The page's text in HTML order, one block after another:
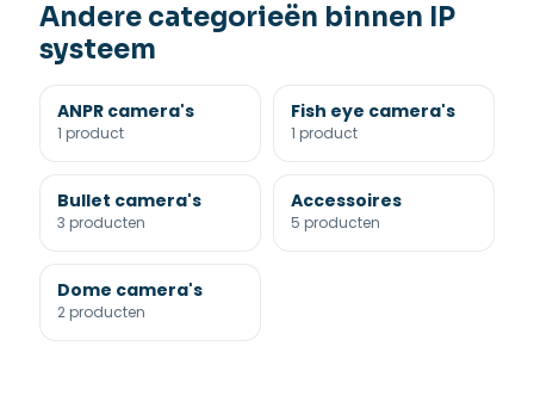
Andere categorieën binnen IP
systeem
ANPR camera's
1 product
Fish eye camera's
1 product
Bullet camera's
3 producten
Accessoires
5 producten
Dome camera's
2 producten